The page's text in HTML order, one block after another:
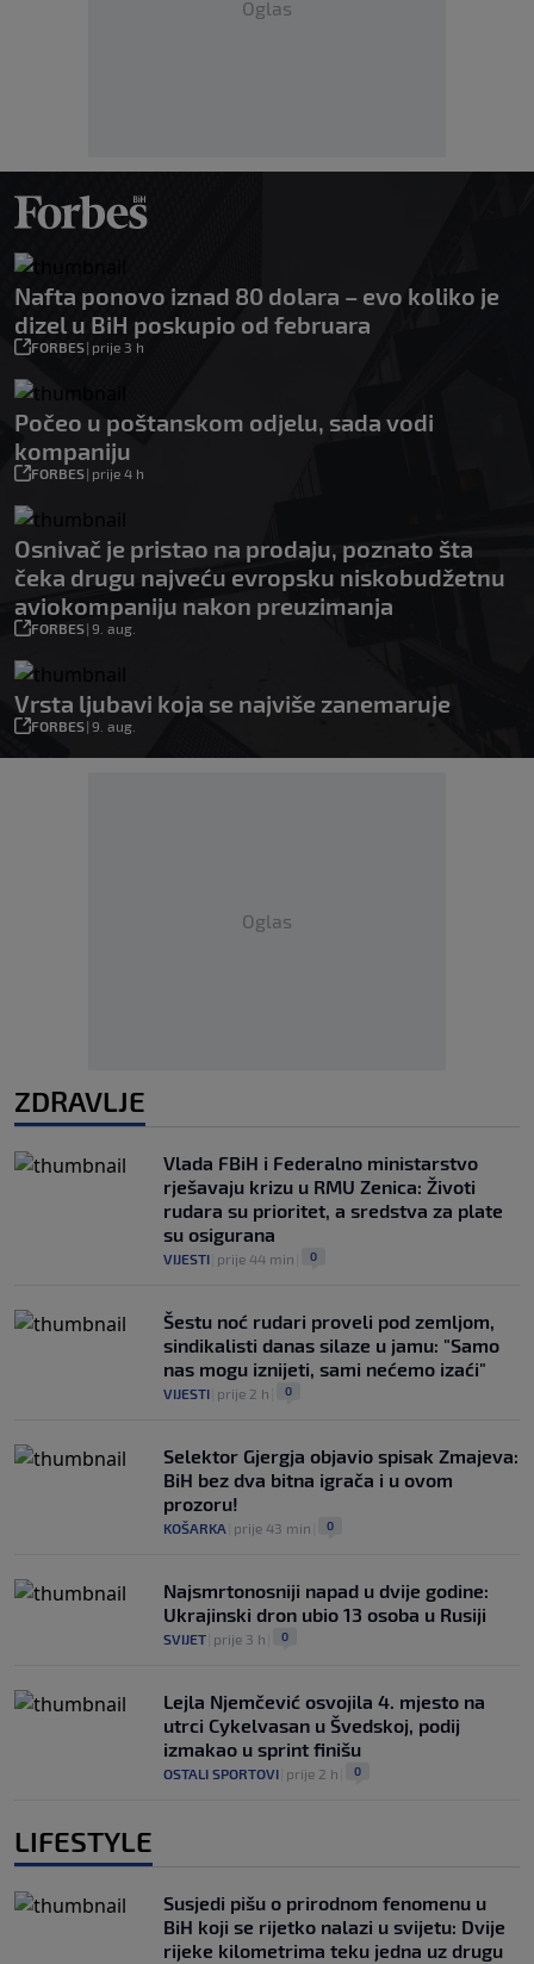
Oglas
Nafta ponovo iznad 80 dolara – evo koliko je
dizel u BiH poskupio od februara
FORBES| prije 3 h
Počeo u poštanskom odjelu, sada vodi
kompaniju
FORBES| prije 4 h
Osnivač je pristao na prodaju, poznato šta
čeka drugu najveću evropsku niskobudžetnu
aviokompaniju nakon preuzimanja
FORBES| 9. aug.
Vrsta ljubavi koja se najviše zanemaruje
FORBES| 9. aug.
Oglas
ZDRAVLJE
Vlada FBiH i Federalno ministarstvo
rješavaju krizu u RMU Zenica: Životi
rudara su prioritet, a sredstva za plate
su osigurana
VIJESTI prije 44 min 0
Šestu noć rudari proveli pod zemljom,
sindikalisti danas silaze u jamu: "Samo
nas mogu iznijeti, sami nećemo izaći"
VIJESTI prije 2 h 0
Selektor Gjergja objavio spisak Zmajeva:
BiH bez dva bitna igrača i u ovom
prozoru!
KOŠARKA prije 43 min 0
Najsmrtonosniji napad u dvije godine:
Ukrajinski dron ubio 13 osoba u Rusiji
SVIJET prije 3 h 0
Lejla Njemčević osvojila 4. mjesto na
utrci Cykelvasan u Švedskoj, podij
izmakao u sprint finišu
OSTALI SPORTOVI prije 2 h 0
LIFESTYLE
Susjedi pišu o prirodnom fenomenu u
BiH koji se rijetko nalazi u svijetu: Dvije
rijeke kilometrima teku jedna uz drugu